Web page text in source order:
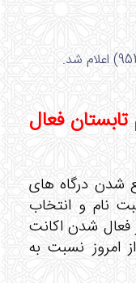
فعال
شدن درگاه های
نام و انتخاب
فعال شدن اکانت
امروز نسبت به